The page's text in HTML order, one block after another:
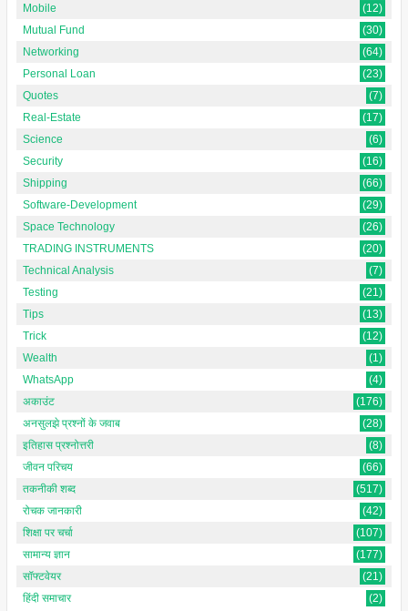
Mobile
(12)
Mutual Fund
(30)
Networking
(64)
Personal Loan
(23)
Quotes
(7)
Real-Estate
(17)
Science
(6)
Security
(16)
Shipping
(66)
Software-Development
(29)
Space Technology
(26)
TRADING INSTRUMENTS
(20)
Technical Analysis
(7)
Testing
(21)
Tips
(13)
Trick
(12)
Wealth
(1)
WhatsApp
(4)
अकाउंट
(176)
अनसुलझे प्रश्नों के जवाब
(28)
इतिहास प्रश्नोत्तरी
(8)
जीवन परिचय
(66)
तकनीकी शब्द
(517)
रोचक जानकारी
(42)
शिक्षा पर चर्चा
(107)
सामान्य ज्ञान
(177)
सॉफ्टवेयर
(21)
हिंदी समाचार
(2)